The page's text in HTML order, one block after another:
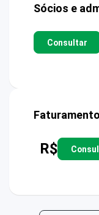
Sócios e
Consultar
R$